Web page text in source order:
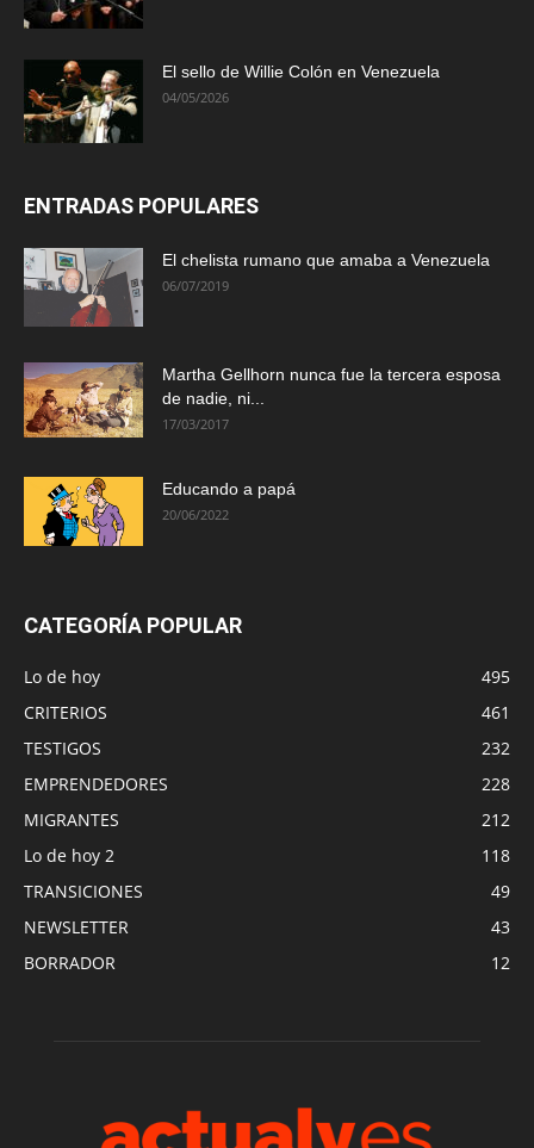
El sello de Willie Colón en Venezuela
04/05/2026
ENTRADAS POPULARES
El chelista rumano que amaba a Venezuela
06/07/2019
Martha Gellhorn nunca fue la tercera esposa
de nadie, ni...
17/03/2017
Educando a papá
20/06/2022
CATEGORÍA POPULAR
Lo de hoy
495
CRITERIOS
461
TESTIGOS
232
EMPRENDEDORES
228
MIGRANTES
212
Lo de hoy 2
118
TRANSICIONES
49
NEWSLETTER
43
BORRADOR
12